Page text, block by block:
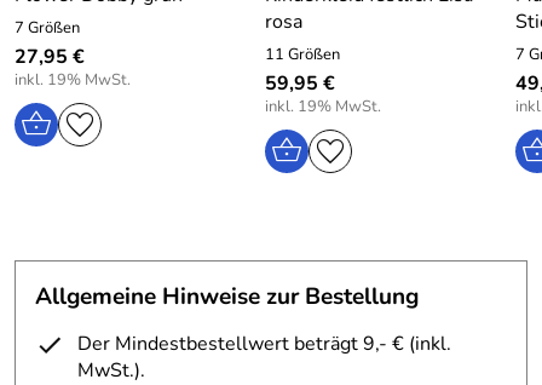
7 Größen
27,95 €
inkl. 19% MwSt.
rosa
11 Größen
59,95 €
inkl. 19% MwSt.
7
Allgemeine Hinweise zur Bestellung
Der Mindestbestellwert beträgt 9,- € (inkl.
MwSt.).